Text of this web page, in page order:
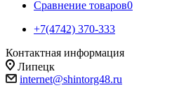
Сравнение товаров0
+7(4742) 370-333
Контактная информация
Липецк
internet@shintorg48.ru